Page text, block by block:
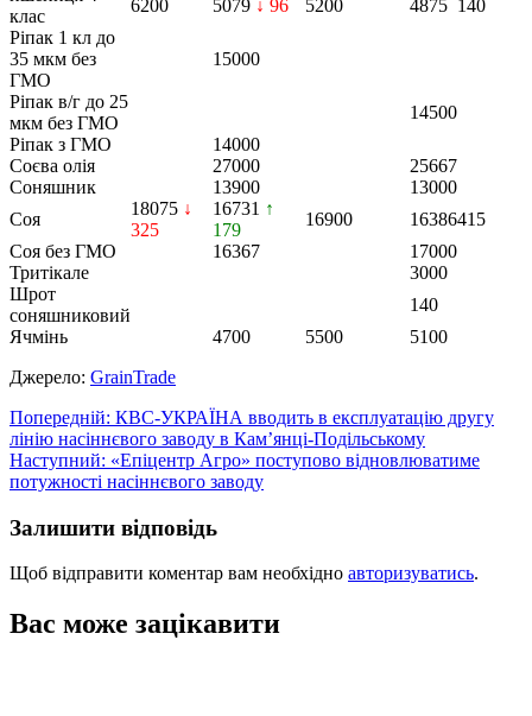
клас
6200 5079 ↓ 96 5200 4875 140
Ріпак 1 кл до
35 мкм без
ГМО
15000
Ріпак в/г до 25
мкм без ГМО
14500
Ріпак з ГМО
14000
Соєва олія
27000
25667
Соняшник
13900
13000
Соя
18075 ↓
325
16731 ↑
179
16900 16386415
Соя без ГМО
16367
17000
Тритікале
3000
Шрот
соняшниковий
140
Ячмінь
4700 5500
5100
Джерело: GrainTrade
Навігація
записів
Попередній: КВС-УКРАЇНА вводить в експлуатацію другу
лінію насіннєвого заводу в Кам’янці-Подільському
Наступний: «Епіцентр Агро» поступово відновлюватиме
потужності насіннєвого заводу
Залишити відповідь
Щоб відправити коментар вам необхідно авторизуватись.
Вас може зацікавити